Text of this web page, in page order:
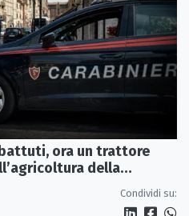
ora un trattore
della
Condividi su: